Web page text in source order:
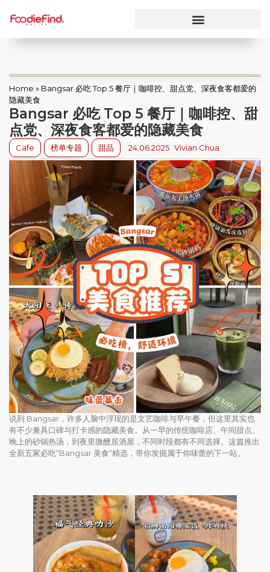
Home » Bangsar 必吃 Top 5 餐厅｜咖啡控、甜点党、深夜食客都爱的
隐藏美食
Bangsar 必吃 Top 5 餐厅｜咖啡控、甜
点党、深夜食客都爱的隐藏美食
Cafe 榜单专题 甜品 24.06.2025 Vivian Chua
说到 Bangsar，许多人脑中浮现的是文艺咖啡与早午餐，但这里其实也
有不少兼具口碑与打卡感的隐藏美食。从一早的传统咖啡店、午间甜点、
晚上的砂锅热汤，到夜里微醺居酒屋，不同时段都有不同选择。这篇推出
全新五家必吃“Bangsar 美食“精选，带你发掘属于你味蕾的下一站。